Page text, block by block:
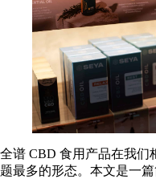
全谱 CBD 食用产品在我们
题最多的形态。本文是一